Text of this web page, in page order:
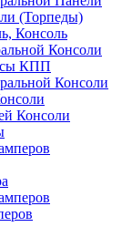
(Торпеды)
Консоль
Консоли
КПП
Консоли
Консоли